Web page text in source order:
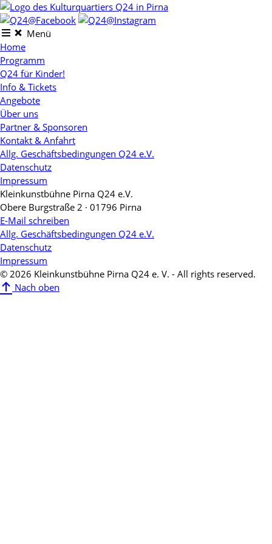
Skip
to
contentMenü
Home
Programm
Q24 für Kinder!
Info & Tickets
Angebote
Über uns
Partner & Sponsoren
Kontakt & Anfahrt
Allg. Geschäftsbedingungen Q24 e.V.
Datenschutz
Impressum
Kleinkunstbühne Pirna Q24 e.V.
Obere Burgstraße 2 · 01796 Pirna
E-Mail schreiben
Allg. Geschäftsbedingungen Q24 e.V.
Datenschutz
Impressum
© 2026 Kleinkunstbühne Pirna Q24 e. V. - All rights reserved.
Nach oben